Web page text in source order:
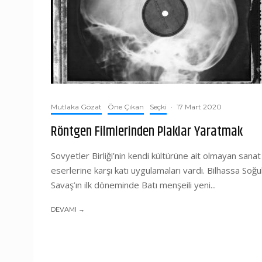
Mutlaka Gözat Öne Çıkan Seçki · 17 Mart 2020
Röntgen Filmlerinden Plaklar Yaratmak
Sovyetler Birliği’nin kendi kültürüne ait olmayan sanat
eserlerine karşı katı uygulamaları vardı. Bilhassa
Savaş’ın ilk döneminde Batı menşeili yeni...
DEVAMI →